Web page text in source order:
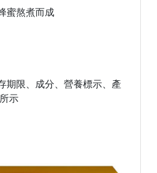
蜜熬煮而成
期限、成分、營養標示、產
示